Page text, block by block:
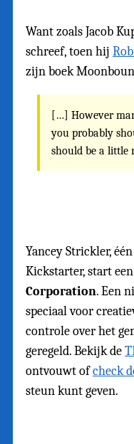
Want zoals Jacob
schreef, toen hij
zijn boek
[…] However
you probably
should be a little
Yancey Strickler,
Kickstarter, start
Corporation. Een
speciaal voor
controle over het
geregeld. Bekijk de
ontvouwt ofcheck
steun kunt geven.